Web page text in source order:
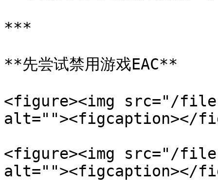
***
**先尝试禁用游戏EAC**
<figure><img src="/
alt=""><figcaption></
<figure><img src="/files/
alt=""><figcaption></